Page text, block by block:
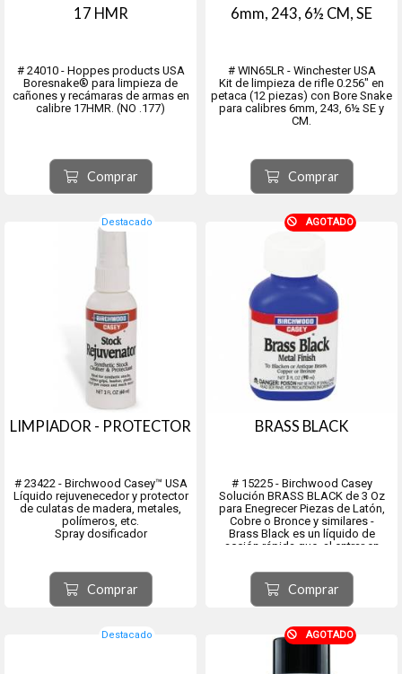
17 HMR
# 24010 - Hoppes products USA
Boresnake® para limpieza de
cañones y recámaras de armas en
calibre 17HMR. (NO .177)
Comprar
6mm, 243, 6½ CM, SE
# WIN65LR - Winchester USA
Kit de limpieza de rifle 0.256" en
petaca (12 piezas) con Bore Snake
para calibres 6mm, 243, 6½ SE y
CM.
Comprar
Destacado
LIMPIADOR - PROTECTOR
# 23422 - Birchwood Casey™ USA
Líquido rejuvenecedor y protector
de culatas de madera, metales,
polímeros, etc.
Spray dosificador
Comprar
AGOTADO
BRASS BLACK
# 15225 - Birchwood Casey
Solución BRASS BLACK de 3 Oz
para Enegrecer Piezas de Latón,
Cobre o Bronce y similares -
Brass Black es un líquido de
acción rápida que, al entrar en
cobre, crea una capa negruzca en
la superficie del metal.
Comprar
Destacado AGOTADO